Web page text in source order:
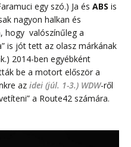
egy szó.) Ja és ABS is
nagyon halkan és
hogy valószínűleg a
is jót tett az olasz márkának
2014-ben egyébként
be a motort először a
az idei (júl. 1-3.) WDW-ről
a Route42 számára.